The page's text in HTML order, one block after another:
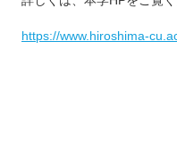
https://www.hiroshima-